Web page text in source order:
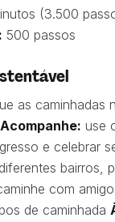
(3.500
500 passos
as caminhadas
Acompanhe: use
e celebrar
bairros,
com
de caminhada